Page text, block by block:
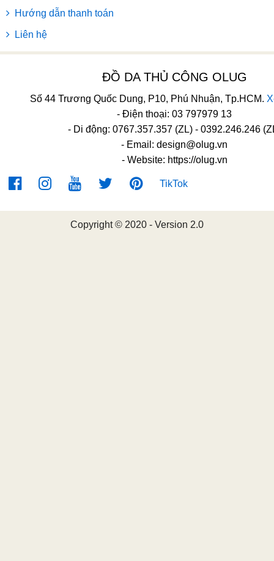
Hướng dẫn thanh toán
Liên hệ
ĐỒ DA THỦ CÔNG OLUG
Số 44 Trương Quốc Dung, P10, Phú Nhuận, Tp.HCM.
- Điện thoại: 03 797979 13
- Di động: 0767.357.357 (ZL) - 0392.246.246
- Email: design@olug.vn
- Website: https://olug.vn
TikTok
Copyright © 2020 - Version 2.0